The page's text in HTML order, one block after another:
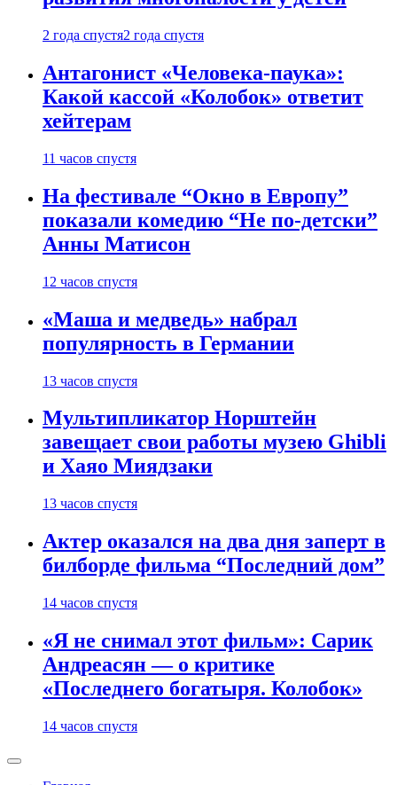
2 года спустя2 года спустя
Антагонист «Человека-паука»:
Какой кассой «Колобок» ответит
хейтерам
11 часов спустя
На фестивале “Окно в Европу”
показали комедию “Не по-детски”
Анны Матисон
12 часов спустя
«Маша и медведь» набрал
популярность в Германии
13 часов спустя
Мультипликатор Норштейн
завещает свои работы музею Ghibli
и Хаяо Миядзаки
13 часов спустя
Актер оказался на два дня заперт в
билборде фильма “Последний дом”
14 часов спустя
«Я не снимал этот фильм»: Сарик
Андреасян — о критике
«Последнего богатыря. Колобок»
14 часов спустя